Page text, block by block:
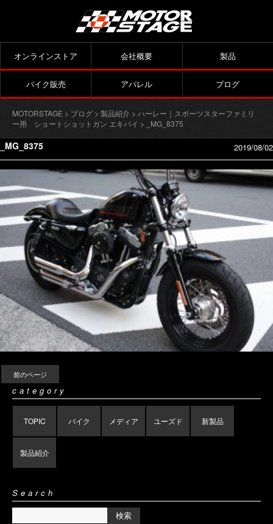
オンラインストア 会社概要 製品
バイク販売 アパレル ブログ
MOTORSTAGE > ブログ > 製品紹介 > ハーレー｜スポーツスターファミリ
ー用 ショートショットガン エキパイ > _MG_8375
_MG_8375 2019/08/02
前のページ
category
TOPIC バイク メディア ユーズド 新製品
製品紹介
Search